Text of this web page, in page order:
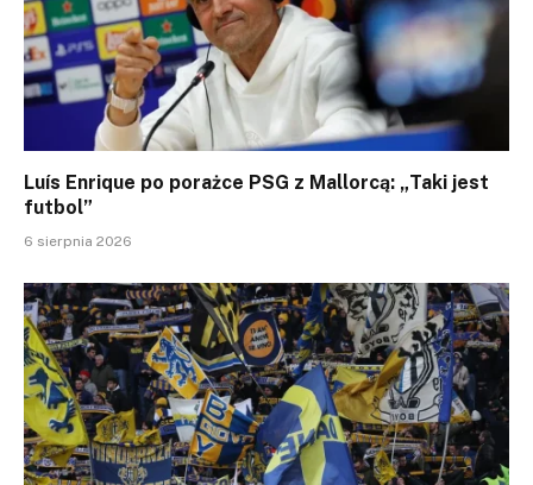
Luís Enrique po porażce PSG z Mallorcą: „Taki jest
futbol”
6 sierpnia 2026